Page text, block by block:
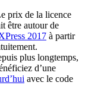
prix de la licence
être autour de
2017 à partir
plus longtemps,
d’une
avec le code